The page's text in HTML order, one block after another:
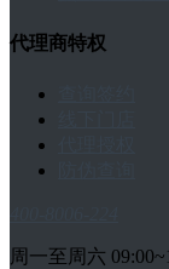
代理商特权
周一至周六